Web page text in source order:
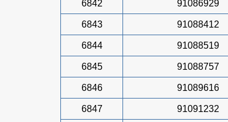
6842 91086929
6843 91088412
6844 91088519
6845 91088757
6846 91089616
6847 91091232